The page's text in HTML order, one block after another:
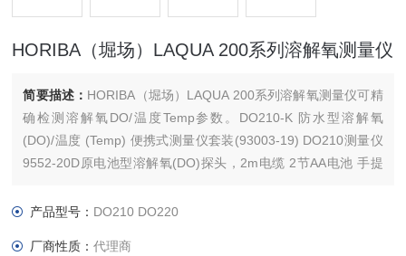
HORIBA（堀场）LAQUA 200系列溶解氧测量仪
简要描述： HORIBA（堀场）LAQUA 200系列溶解氧测量仪可精
确检测溶解氧DO/温度Temp参数。DO210-K 防水型溶解氧
(DO)/温度 (Temp) 便携式测量仪套装(93003-19) DO210测量仪
9552-20D原电池型溶解氧(DO)探头，2m电缆 2节AA电池 手提
式测量仪套装(930
产品型号： DO210 DO220
厂商性质：代理商